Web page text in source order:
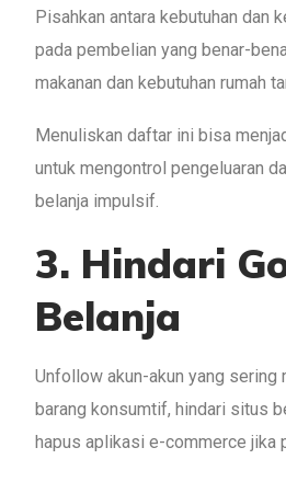
Pisahkan antara kebutuhan dan
pada pembelian yang benar-
makanan dan kebutuhan rumah
Menuliskan daftar ini bisa
untuk mengontrol pengeluaran
belanja impulsif.
3. Hindari
Belanja
Unfollow akun-akun yang sering
barang konsumtif, hindari situs
hapus aplikasi e-commerce jika